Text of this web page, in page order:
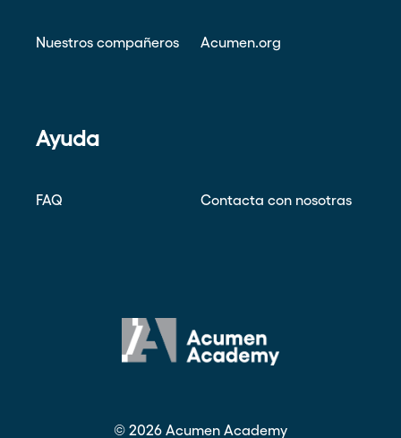
Nuestros compañeros Acumen.org
Ayuda
FAQ Contacta con nosotras
© 2026 Acumen Academy